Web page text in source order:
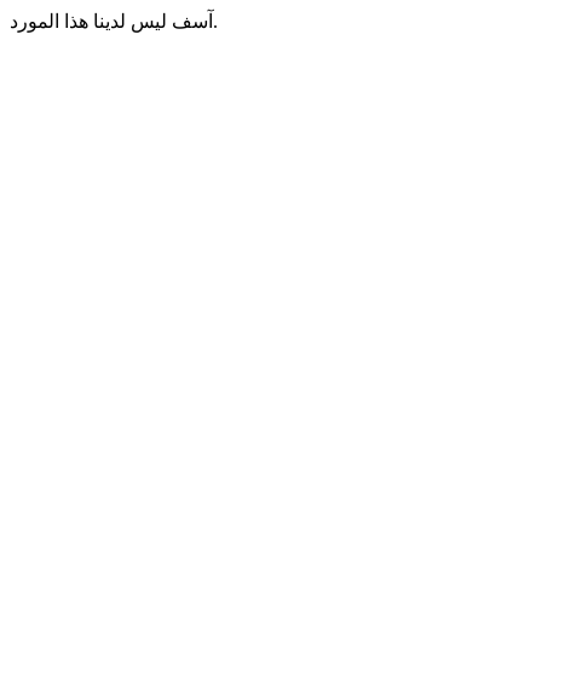
آسف ليس لدينا هذا المورد.